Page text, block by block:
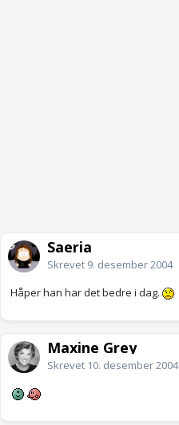
Saeria
Skrevet 9. desember 2004
Håper han har det bedre i dag.
Maxine Grey
Skrevet 10. desember 2004